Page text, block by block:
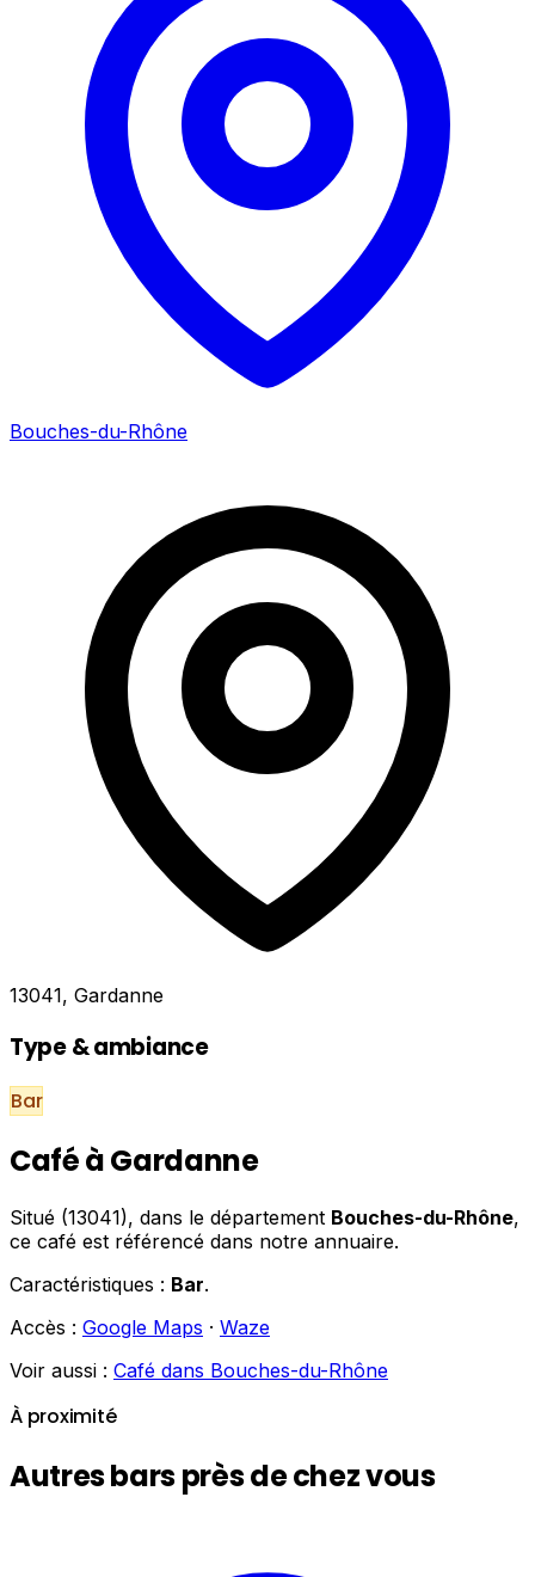
Bouches-du-Rhône
13041, Gardanne
Type & ambiance
Bar
Café à Gardanne
Situé (13041), dans le département Bouches-du-Rhône,
ce café est référencé dans notre annuaire.
Caractéristiques : Bar.
Accès : Google Maps · Waze
Voir aussi : Café dans Bouches-du-Rhône
À proximité
Autres bars près de chez vous